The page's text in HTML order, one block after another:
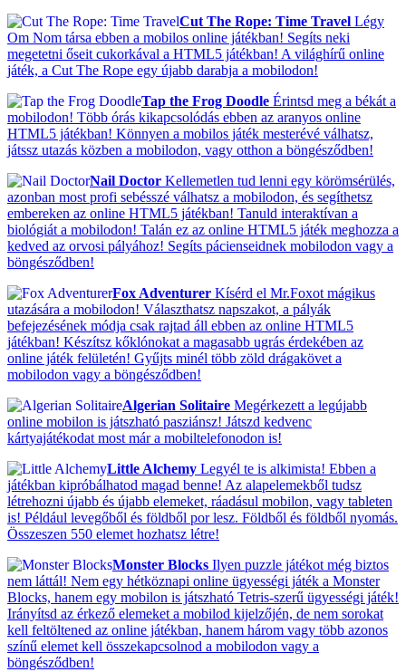
Cut The Rope: Time Travel Légy
Om Nom társa ebben a mobilos online játékban! Segíts neki
megetetni őseit cukorkával a HTML5 játékban! A világhírű online
játék, a Cut The Rope egy újabb darabja a mobilodon!
Tap the Frog Doodle Érintsd meg a békát a
mobilodon! Több órás kikapcsolódás ebben az aranyos online
HTML5 játékban! Könnyen a mobilos játék mesterévé válhatsz,
játssz utazás közben a mobilodon, vagy otthon a böngésződben!
Nail Doctor Kellemetlen tud lenni egy körömsérülés,
azonban most profi sebésszé válhatsz a mobilodon, és segíthetsz
embereken az online HTML5 játékban! Tanuld interaktívan a
biológiát a mobilodon! Talán ez az online HTML5 játék meghozza a
kedved az orvosi pályához! Segíts pácienseidnek mobilodon vagy a
böngésződben!
Fox Adventurer Kísérd el Mr.Foxot mágikus
utazására a mobilodon! Választhatsz napszakot, a pályák
befejezésének módja csak rajtad áll ebben az online HTML5
játékban! Készítsz kőklónokat a magasabb ugrás érdekében az
online játék felületén! Gyűjts minél több zöld drágakövet a
mobilodon vagy a böngésződben!
Algerian Solitaire Megérkezett a legújabb
online mobilon is játszható pasziánsz! Játszd kedvenc
kártyajátékodat most már a mobiltelefonodon is!
Little Alchemy Legyél te is alkimista! Ebben a
játékban kipróbálhatod magad benne! Az alapelemekből tudsz
létrehozni újabb és újabb elemeket, ráadásul mobilon, vagy tableten
is! Például levegőből és földből por lesz. Földből és földből nyomás.
Összeszen 550 elemet hozhatsz létre!
Monster Blocks Ilyen puzzle játékot még biztos
nem láttál! Nem egy hétköznapi online ügyességi játék a Monster
Blocks, hanem egy mobilon is játszható Tetris-szerű ügyességi játék!
Irányítsd az érkező elemeket a mobilod kijelzőjén, de nem sorokat
kell feltöltened az online játékban, hanem három vagy több azonos
színű elemet kell összekapcsolnod a mobilodon vagy a
böngésződben!